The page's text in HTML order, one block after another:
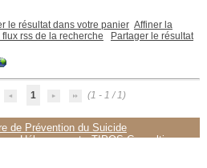
le résultat dans votre panier Affiner la
rss de la recherche
Partager le résultat
1 (1 - 1 / 1)
de Prévention du Suicide
Hébergement :TIPOS Consulting